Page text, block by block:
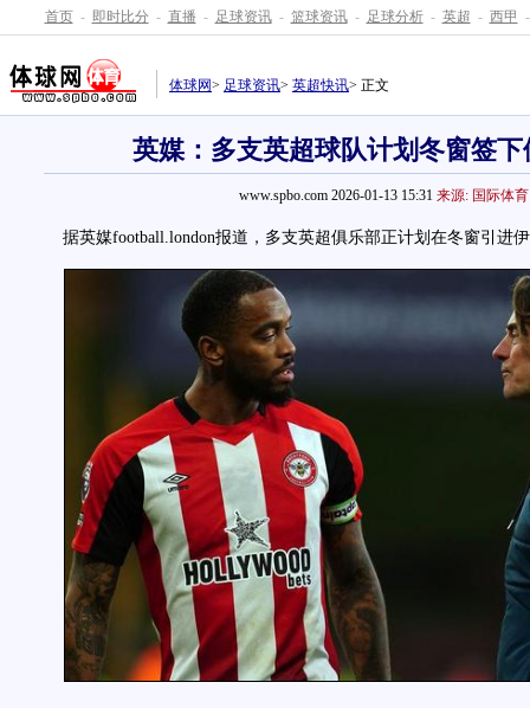
首页 - 即时比分 - 直播 - 足球资讯 - 篮球资讯 - 足球分析 - 英超 - 西甲 -
体球网> 足球资讯> 英超快讯> 正文
英媒：多支英超球队计划冬窗签
www.spbo.com 2026-01-13 15:31 来源: 国际体育
据英媒football.london报道，多支英超俱乐部正计划在冬窗引进